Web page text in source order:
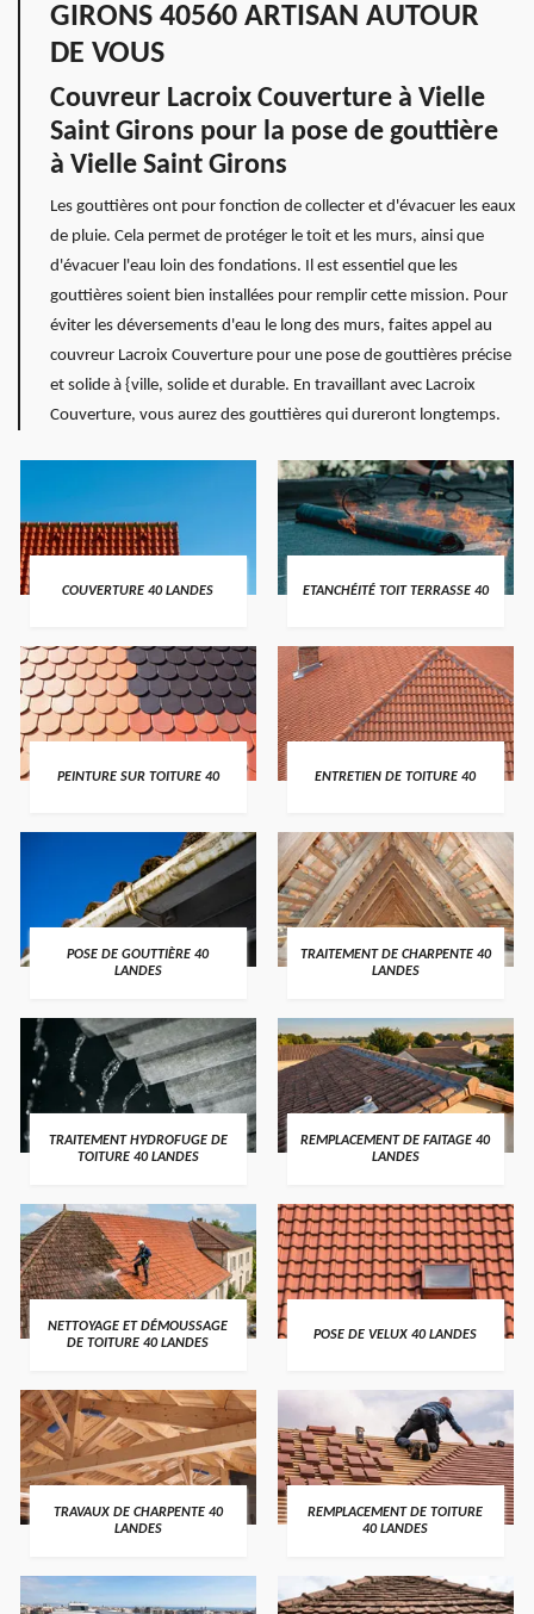
GIRONS 40560 ARTISAN AUTOUR
DE VOUS
Couvreur Lacroix Couverture à Vielle
Saint Girons pour la pose de gouttière
à Vielle Saint Girons
Les gouttières ont pour fonction de collecter et d'évacuer les eaux
de pluie. Cela permet de protéger le toit et les murs, ainsi que
d'évacuer l'eau loin des fondations. Il est essentiel que les
gouttières soient bien installées pour remplir cette mission. Pour
éviter les déversements d'eau le long des murs, faites appel au
couvreur Lacroix Couverture pour une pose de gouttières précise
et solide à {ville, solide et durable. En travaillant avec Lacroix
Couverture, vous aurez des gouttières qui dureront longtemps.
COUVERTURE 40 LANDES ETANCHÉITÉ TOIT TERRASSE 40
PEINTURE SUR TOITURE 40 ENTRETIEN DE TOITURE 40
POSE DE GOUTTIÈRE 40
LANDES
TRAITEMENT DE CHARPENTE 40
LANDES
TRAITEMENT HYDROFUGE DE
TOITURE 40 LANDES
REMPLACEMENT DE FAITAGE 40
LANDES
NETTOYAGE ET DÉMOUSSAGE
DE TOITURE 40 LANDES
POSE DE VELUX 40 LANDES
TRAVAUX DE CHARPENTE 40
LANDES
REMPLACEMENT DE TOITURE
40 LANDES